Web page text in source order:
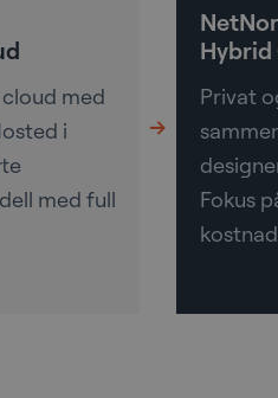
med
i
med full
→
Privat
Fokus